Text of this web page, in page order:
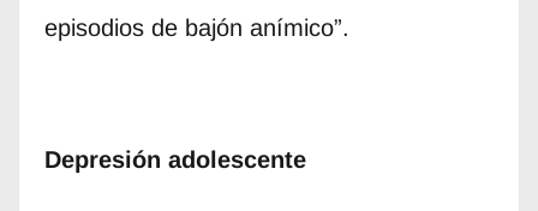
episodios de bajón anímico”.
Depresión adolescente